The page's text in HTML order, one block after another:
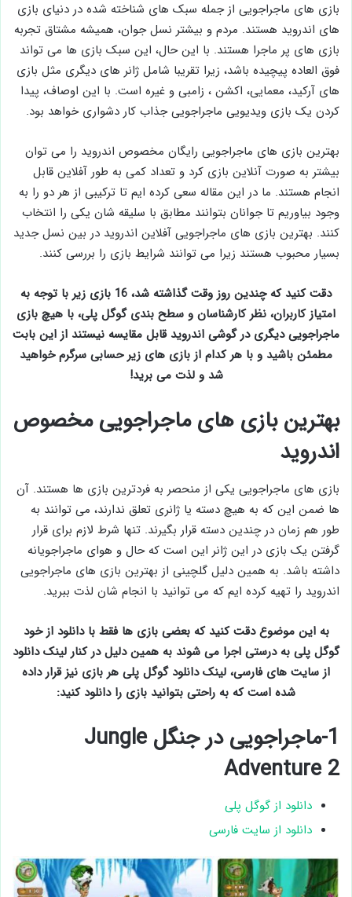
بازی های ماجراجویی از جمله سبک های شناخته شده در دنیای بازی
های اندروید هستند. مردم و بیشتر نسل جوان، همیشه مشتاق تجربه
بازی ‌های پر ماجرا هستند. با این حال، این سبک بازی ها می تواند
فوق ‌العاده پیچیده باشد، زیرا تقریبا شامل ژانر های دیگری مثل بازی
‌های آرکید، معمایی، اکشن ، زامبی‌ و غیره است. با این اوصاف، پیدا
کردن یک بازی ویدیویی ماجراجویی جذاب کار دشواری خواهد بود.
بهترین بازی های ماجراجویی رایگان مخصوص اندروید را می توان
بیشتر به صورت آنلاین بازی کرد و تعداد کمی به طور آفلاین قابل
انجام هستند. ما در این مقاله سعی کرده ایم تا ترکیبی از هر دو را به
وجود بیاوریم تا جوانان بتوانند مطابق با سلیقه شان یکی را انتخاب
کنند. بهترین بازی ‌های ماجراجویی آفلاین اندروید در بین نسل جدید
بسیار محبوب هستند زیرا می توانند شرایط بازی را بررسی کنند.
دقت کنید که چندین روز وقت گذاشته شد، 16 بازی زیر با توجه به
امتیاز کاربران، نظر کارشناسان و سطح بندی گوگل پلی، با هیچ بازی
ماجراجویی دیگری در گوشی اندروید قابل مقایسه نیستند از این بابت
مطمئن باشید و با هر کدام از بازی های زیر حسابی سرگرم خواهید
شد و لذت می برید!
بهترین بازی های ماجراجویی مخصوص
اندروید
بازی های ماجراجویی یکی از منحصر به فردترین بازی ها هستند. آن
ها ضمن این که به هیچ دسته یا ژانری تعلق ندارند، می توانند به
طور هم زمان در چندین دسته قرار بگیرند. تنها شرط لازم برای قرار
گرفتن یک بازی در این ژانر این است که حال و هوای ماجراجویانه
داشته باشد. به همین دلیل گلچینی از بهترین بازی های ماجراجویی
اندروید را تهیه کرده ایم که می توانید با انجام شان لذت ببرید.
به این موضوع دقت کنید که بعضی بازی ها فقط با دانلود از خود
گوگل پلی به درستی اجرا می شوند به همین دلیل در کنار لینک دانلود
از سایت های فارسی، لینک دانلود گوگل پلی هر بازی نیز قرار داده
شده است که به راحتی بتوانید بازی را دانلود کنید:
1-ماجراجویی در جنگل Jungle
Adventure 2
دانلود از گوگل پلی
دانلود از سایت فارسی